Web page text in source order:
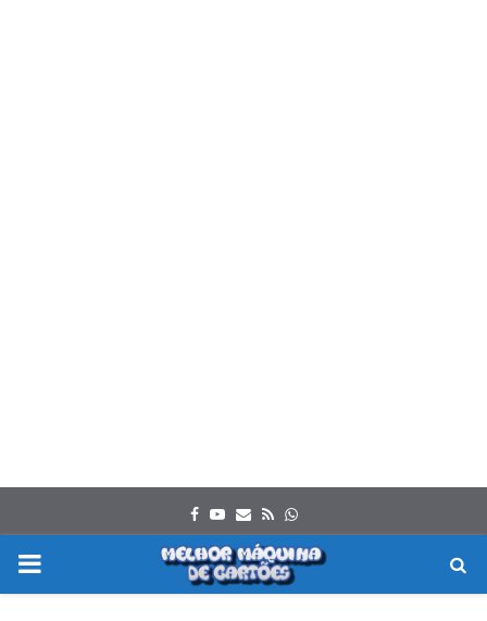
Facebook
Youtube
Email
RssWhatsapp
PRIMARY